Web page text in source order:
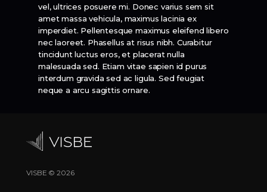
vel, ultrices posuere mi. Donec varius sem sit
amet massa vehicula, maximus lacinia ex
imperdiet. Pellentesque maximus eleifend libero
nec laoreet. Phasellus at risus nibh. Curabitur
tincidunt luctus eros, et placerat nulla
malesuada sed. Etiam vitae sapien id purus
interdum gravida sed ac ligula. Sed feugiat
neque a arcu sagittis ornare.
VISBE © 2026